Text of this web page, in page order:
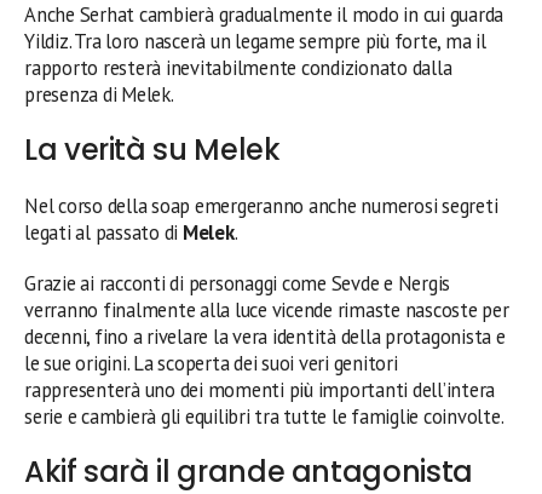
Anche Serhat cambierà gradualmente il modo in cui guarda
Yildiz. Tra loro nascerà un legame sempre più forte, ma il
rapporto resterà inevitabilmente condizionato dalla
presenza di Melek.
La verità su Melek
Nel corso della soap emergeranno anche numerosi segreti
legati al passato di Melek.
Grazie ai racconti di personaggi come Sevde e Nergis
verranno finalmente alla luce vicende rimaste nascoste per
decenni, fino a rivelare la vera identità della protagonista e
le sue origini. La scoperta dei suoi veri genitori
rappresenterà uno dei momenti più importanti dell’intera
serie e cambierà gli equilibri tra tutte le famiglie coinvolte.
Akif sarà il grande antagonista